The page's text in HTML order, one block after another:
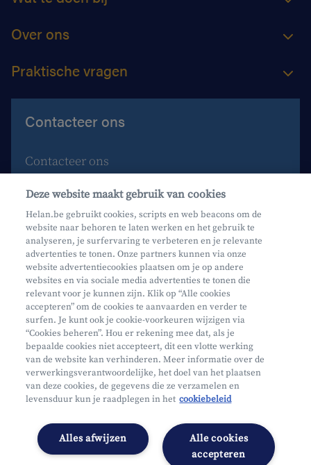
Over ons
Praktische vragen
Contacteer ons
Contacteer ons
Maak een afspraak
Waar vind je ons?
Phishing
Mifid
Privacy
Juridische info
Onderworpen aan de controle van CDZ
Toegankelijkheidsverklaring
Cookies beheren
Deze website maakt gebruik van cookies
Helan.be gebruikt cookies, scripts en web beacons om de
website naar behoren te laten werken en het gebruik te
analyseren, je surfervaring te verbeteren en je relevante
advertenties te tonen. Onze partners kunnen via onze
website advertentiecookies plaatsen om je op andere
websites en via sociale media advertenties te tonen die
relevant voor je kunnen zijn. Klik op “Alle cookies
accepteren” om de cookies te aanvaarden en verder te
surfen. Je kunt ook je cookie-voorkeuren wijzigen via
“Cookies beheren”. Hou er rekening mee dat, als je
bepaalde cookies niet accepteert, dit een vlotte werking
van de website kan verhinderen. Meer informatie over de
verwerkingsverantwoordelijke, het doel van het plaatsen
van deze cookies, de gegevens die ze verzamelen en
levensduur kun je raadplegen in het cookiebeleid
Alle cookies
accepteren
Alles afwijzen